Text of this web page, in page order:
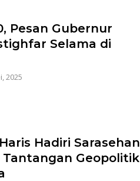
Pesan Gubernur
Selama di
2025
Hadiri Sarasehan
Geopolitik